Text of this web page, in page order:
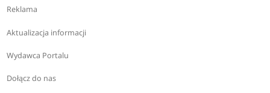
Reklama
Aktualizacja informacji
Wydawca Portalu
Dołącz do nas